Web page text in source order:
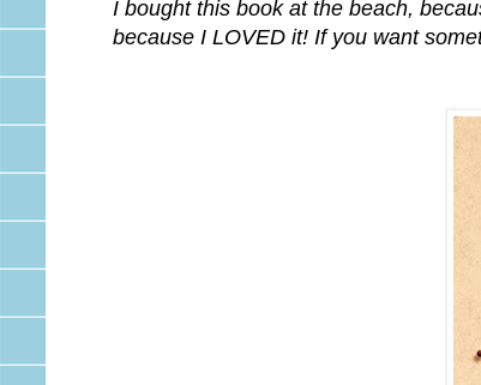
I bought this book at the beach,
because I LOVED it! If you want